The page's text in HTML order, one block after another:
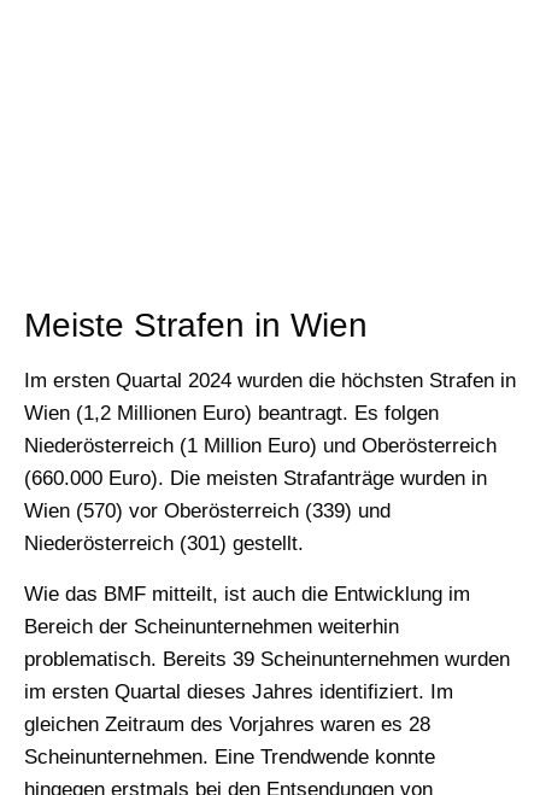
Meiste Strafen in Wien
Im ersten Quartal 2024 wurden die höchsten Strafen in
Wien (1,2 Millionen Euro) beantragt. Es folgen
Niederösterreich (1 Million Euro) und Oberösterreich
(660.000 Euro). Die meisten Strafanträge wurden in
Wien (570) vor Oberösterreich (339) und
Niederösterreich (301) gestellt.
Wie das BMF mitteilt, ist auch die Entwicklung im
Bereich der Scheinunternehmen weiterhin
problematisch. Bereits 39 Scheinunternehmen wurden
im ersten Quartal dieses Jahres identifiziert. Im
gleichen Zeitraum des Vorjahres waren es 28
Scheinunternehmen. Eine Trendwende konnte
hingegen erstmals bei den Entsendungen von